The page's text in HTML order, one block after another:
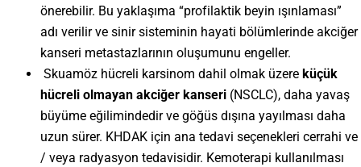
önerebilir. Bu yaklaşıma “profilaktik beyin ışınlaması”
adı verilir ve sinir sisteminin hayati bölümlerinde akciğer
kanseri metastazlarının oluşumunu engeller.
Skuamöz hücreli karsinom dahil olmak üzere küçük
hücreli olmayan akciğer kanseri (NSCLC), daha yavaş
büyüme eğilimindedir ve göğüs dışına yayılması daha
uzun sürer. KHDAK için ana tedavi seçenekleri cerrahi ve
/ veya radyasyon tedavisidir. Kemoterapi kullanılması